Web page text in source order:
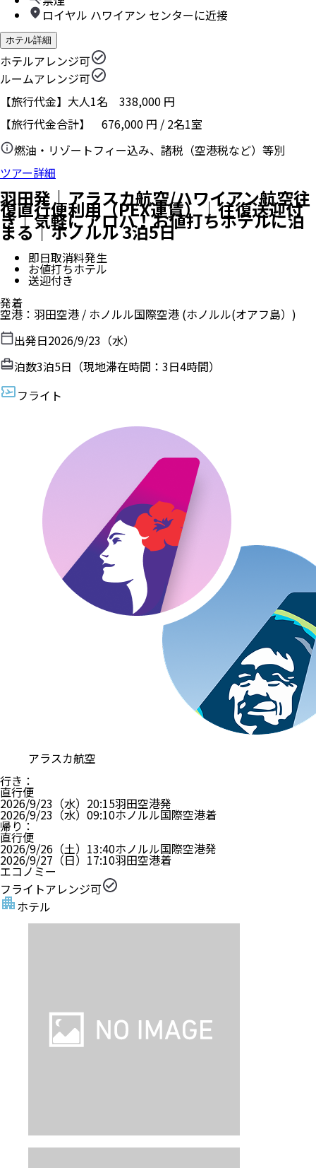
ロイヤル ハワイアン センターに近接
ホテル詳細
ホテルアレンジ可
ルームアレンジ可
【旅行代金】大人1名 338,000 円
【旅行代金合計】 676,000 円 / 2名1室
燃油・リゾートフィー込み、諸税（空港税など）等別
ツアー詳細
羽田発｜アラスカ航空/ハワイアン航空往
復直行便利用（PEX運賃）｜往復送迎付
き｜気軽にアロハ！お値打ちホテルに泊
まる｜ホノルル 3泊5日
即日取消料発生
お値打ちホテル
送迎付き
発着
空港 ： 羽田空港 / ホノルル国際空港 (ホノルル(オアフ島）)
出発日2026/9/23（水）
泊数3泊5日（現地滞在時間： 3日4時間）
フライト
アラスカ航空
行き ：
直行便
2026/9/23（水） 20:15羽田空港発
2026/9/23（水） 09:10ホノルル国際空港着
帰り ：
直行便
2026/9/26（土） 13:40ホノルル国際空港発
2026/9/27（日） 17:10羽田空港着
エコノミー
フライトアレンジ可
ホテル